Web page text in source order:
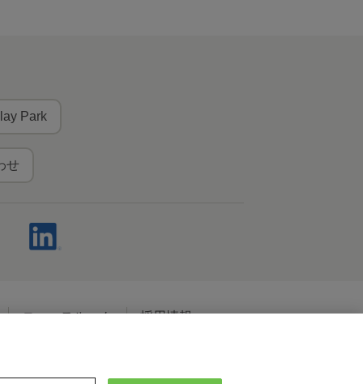
Park
せ
ニュースルーム 採用情報